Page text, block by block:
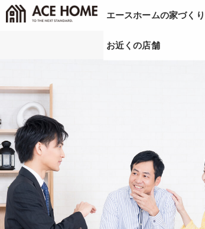
エースホームの家づくり
お近くの店舗